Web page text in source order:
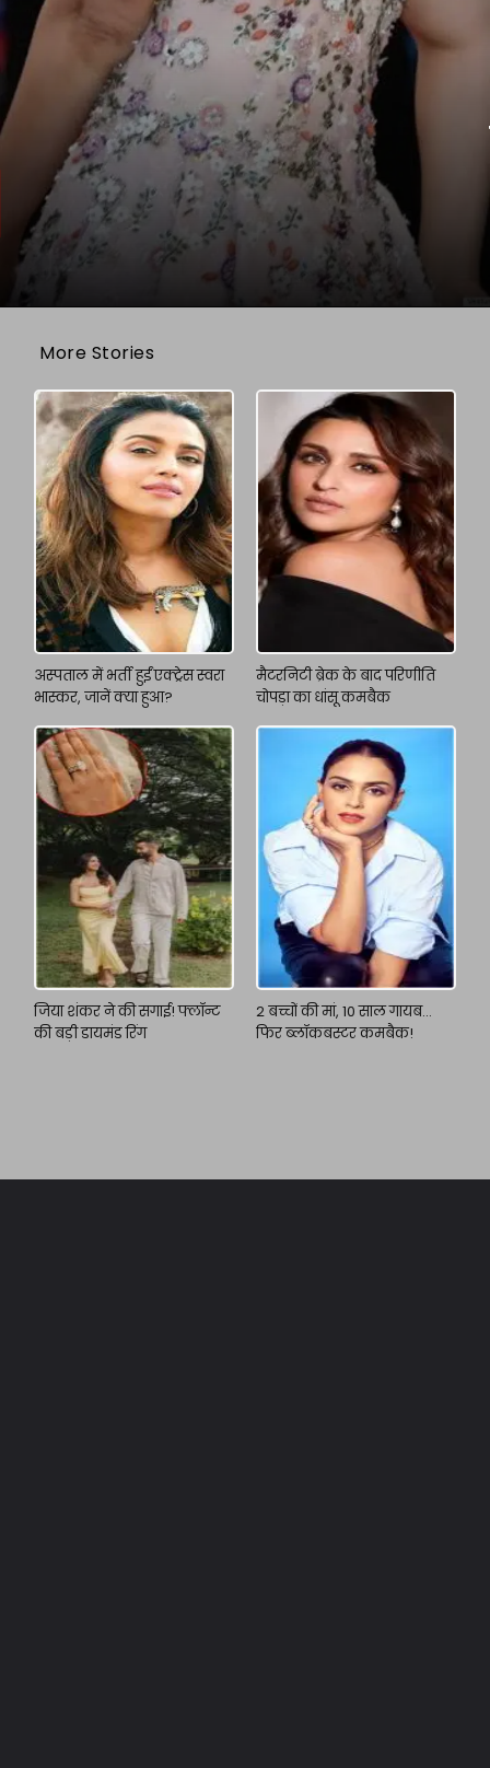
More Stories
अस्पताल में भर्ती हुईं एक्ट्रेस स्वरा
भास्कर, जानें क्या हुआ?
मैटरनिटी ब्रेक के बाद परिणीति
चोपड़ा का धांसू कमबैक
जिया शंकर ने की सगाई! फ्लॉन्ट
की बड़ी डायमंड रिंग
2 बच्चों की मां, 10 साल गायब…
फिर ब्लॉकबस्टर कमबैक!